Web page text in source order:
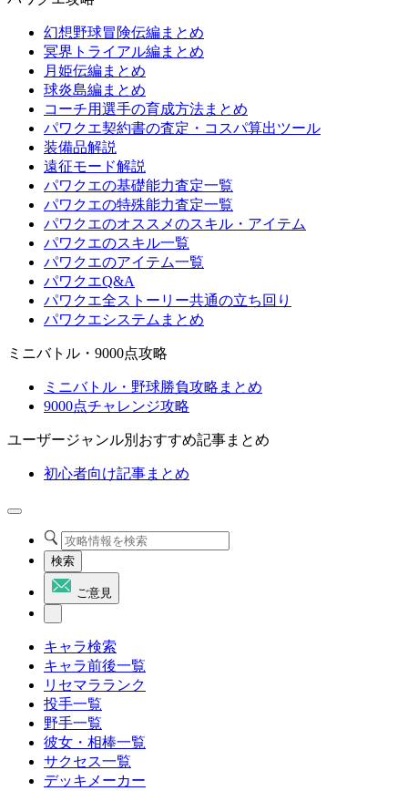
幻想野球冒険伝編まとめ
冥界トライアル編まとめ
月姫伝編まとめ
球炎島編まとめ
コーチ用選手の育成方法まとめ
パワクエ契約書の査定・コスパ算出ツール
装備品解説
遠征モード解説
パワクエの基礎能力査定一覧
パワクエの特殊能力査定一覧
パワクエのオススメのスキル・アイテム
パワクエのスキル一覧
パワクエのアイテム一覧
パワクエQ&A
パワクエ全ストーリー共通の立ち回り
パワクエシステムまとめ
ミニバトル・9000点攻略
ミニバトル・野球勝負攻略まとめ
9000点チャレンジ攻略
ユーザージャンル別おすすめ記事まとめ
初心者向け記事まとめ
検索
ご意見
キャラ検索
キャラ前後一覧
リセマラランク
投手一覧
野手一覧
彼女・相棒一覧
サクセス一覧
デッキメーカー